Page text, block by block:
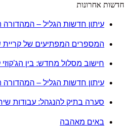
חדשות אחרונות
עיתון חדשות הגליל – המהדורה
המספרים המפתיעים של קריית שמונה: למה 600 דורשי
חישוב מסלול מחדש: בין
עיתון חדשות הגליל – המהדורה
סערה בתיק להנגהל: עבודות
באים מאהבה